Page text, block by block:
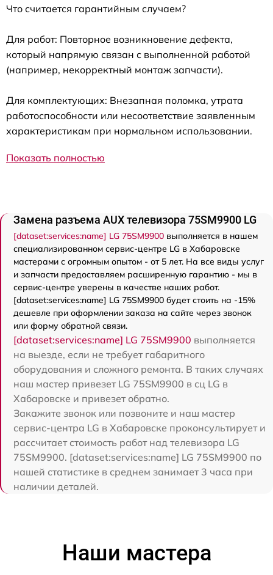
Что считается гарантийным случаем?
Для работ: Повторное возникновение дефекта,
который напрямую связан с выполненной работой
(например, некорректный монтаж запчасти).
Для комплектующих: Внезапная поломка, утрата
работоспособности или несоответствие заявленным
характеристикам при нормальном использовании.
Показать полностью
Замена разъема AUX телевизора 75SM9900 LG
[dataset:services:name] LG 75SM9900 выполняется в нашем
специализированном сервис-центре LG в Хабаровске
мастерами с огромным опытом - от 5 лет. На все виды услуг
и запчасти предоставляем расширенную гарантию - мы в
сервис-центре уверены в качестве наших работ.
[dataset:services:name] LG 75SM9900 будет стоить на -15%
дешевле при оформлении заказа на сайте через звонок
или форму обратной связи.
[dataset:services:name] LG 75SM9900 выполняется
на выезде, если не требует габаритного
оборудования и сложного ремонта. В таких случаях
наш мастер привезет LG 75SM9900 в сц LG в
Хабаровске и привезет обратно.
Закажите звонок или позвоните и наш мастер
сервис-центра LG в Хабаровске проконсультирует и
рассчитает стоимость работ над телевизора LG
75SM9900. [dataset:services:name] LG 75SM9900 по
нашей статистике в среднем занимает 3 часа при
наличии деталей.
Наши мастера